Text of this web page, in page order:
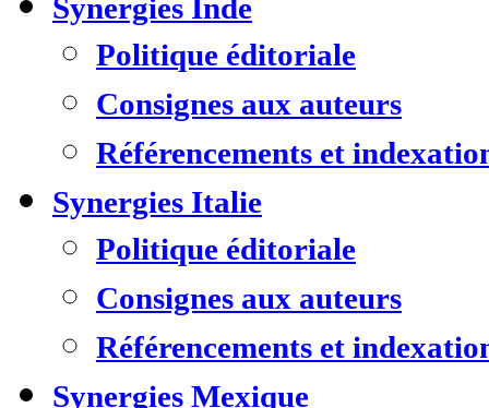
Synergies Inde
Politique éditoriale
Consignes aux auteurs
Référencements et
Synergies Italie
Politique éditoriale
Consignes aux auteurs
Référencements et
Synergies Mexique